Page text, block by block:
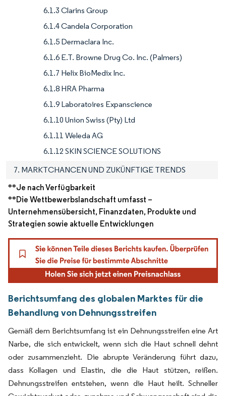
6.1.3 Clarins Group
6.1.4 Candela Corporation
6.1.5 Dermaclara Inc.
6.1.6 E.T. Browne Drug Co. Inc. (Palmers)
6.1.7 Helix BioMedix Inc.
6.1.8 HRA Pharma
6.1.9 Laboratoires Expanscience
6.1.10 Union Swiss (Pty) Ltd
6.1.11 Weleda AG
6.1.12 SKIN SCIENCE SOLUTIONS
7. MARKTCHANCEN UND ZUKÜNFTIGE TRENDS
**Je nach Verfügbarkeit
**Die Wettbewerbslandschaft umfasst –
Unternehmensübersicht, Finanzdaten, Produkte und
Strategien sowie aktuelle Entwicklungen
Berichtsumfang des globalen Marktes für die
Behandlung von Dehnungsstreifen
Gemäß dem Berichtsumfang ist ein Dehnungsstreifen eine Art
Narbe, die sich entwickelt, wenn sich die Haut schnell dehnt
oder zusammenzieht. Die abrupte Veränderung führt dazu,
dass Kollagen und Elastin, die die Haut stützen, reißen.
Dehnungsstreifen entstehen, wenn die Haut heilt. Schneller